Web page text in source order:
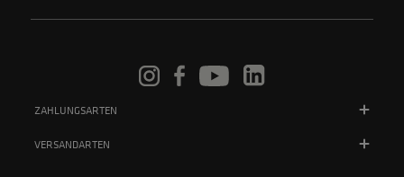
ZAHLUNGSARTEN
VERSANDARTEN